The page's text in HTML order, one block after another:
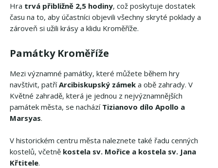
Hra trvá přibližně 2,5 hodiny, což poskytuje dostatek
času na to, aby účastníci objevili všechny skryté poklady a
zároveň si užili krásy a klidu Kroměříže.
Památky Kroměříže
Mezi významné památky, které můžete během hry
navštívit, patříArcibiskupský zámek a obě zahrady. V
Květné zahradě, která je jednou z nejvýznamnějších
památek města, se nachází Tizianovo dílo Apollo a
Marsyas.
V historickém centru města naleznete také řadu cenných
kostelů, včetně kostela sv. Mořice a kostela sv. Jana
Křtitele.